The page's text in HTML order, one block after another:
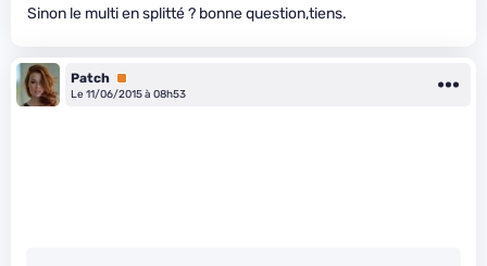
Sinon le multi en splitté ? bonne question,tiens.
Patch Premium
Le 11/06/2015 à 08h53